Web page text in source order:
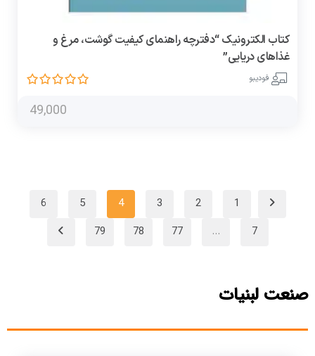
کتاب الکترونیک “دفترچه راهنمای کیفیت گوشت، مرغ و
غذاهای دریایی”
فودیبو
49,000
1
2
3
4
5
6
7
…
77
78
79
صنعت لبنیات